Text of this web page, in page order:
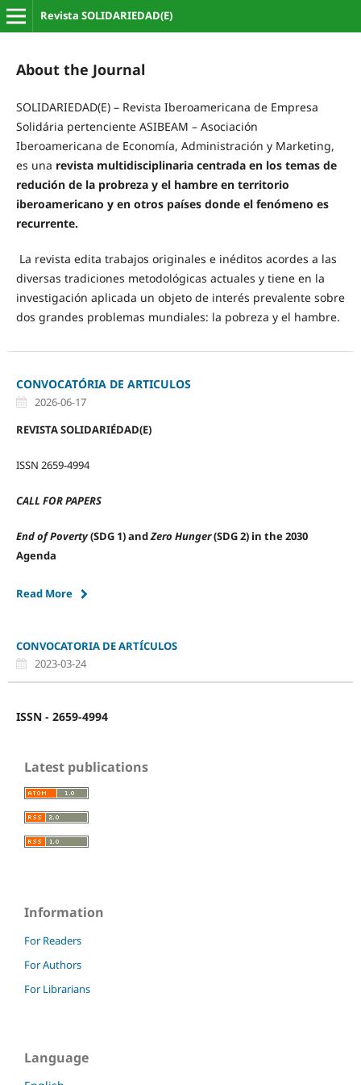
Revista SOLIDARIEDAD(E)
About the Journal
SOLIDARIEDAD(E) – Revista Iberoamericana de Empresa
Solidária pertenciente ASIBEAM – Asociación
Iberoamericana de Economía, Administración y Marketing,
es una revista multidisciplinaria centrada en los temas de
redución de la probreza y el hambre en territorio
iberoamericano y en otros países donde el fenómeno es
recurrente.
La revista edita trabajos originales e inéditos acordes a las
diversas tradiciones metodológicas actuales y tiene en la
investigación aplicada un objeto de interés prevalente sobre
dos grandes problemas mundiales: la pobreza y el hambre.
CONVOCATÓRIA DE ARTICULOS
2026-06-17
REVISTA SOLIDARIÉDAD(E)
ISSN 2659-4994
CALL FOR PAPERS
End of Poverty(SDG 1) andZero Hunger(SDG 2) in the 2030
Agenda
Read More
CONVOCATORIA DE ARTÍCULOS
2023-03-24
ISSN - 2659-4994
Latest publications
Information
For Readers
For Authors
For Librarians
Language